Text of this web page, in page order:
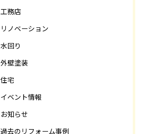
工務店
リノベーション
水回り
外壁塗装
住宅
イベント情報
お知らせ
過去のリフォーム事例